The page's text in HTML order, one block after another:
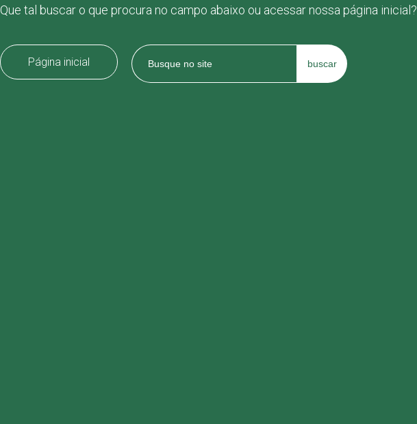
Que tal buscar o que procura no campo abaixo ou acessar nossa página inicial?
Página inicial